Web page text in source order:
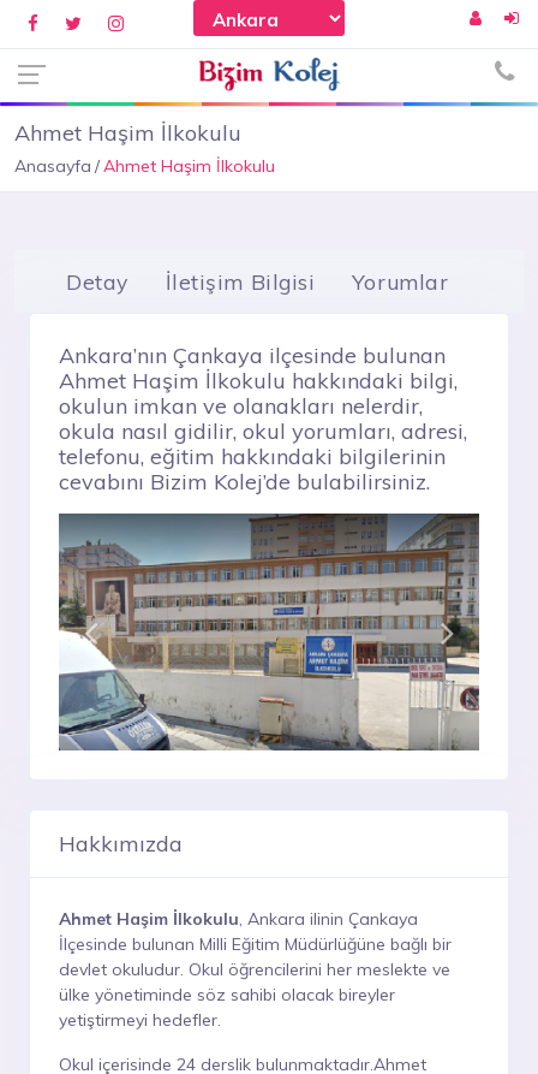
Ahmet Haşim İlkokulu
Anasayfa Ahmet Haşim İlkokulu
Detay İletişim Bilgisi Yorumlar
Ankara’nın Çankaya ilçesinde bulunan
Ahmet Haşim İlkokulu hakkındaki bilgi,
okulun imkan ve olanakları nelerdir,
okula nasıl gidilir, okul yorumları, adresi,
telefonu, eğitim hakkındaki bilgilerinin
cevabını Bizim Kolej’de bulabilirsiniz.
Hakkımızda
Ahmet Haşim İlkokulu, Ankara ilinin Çankaya
İlçesinde bulunan Milli Eğitim Müdürlüğüne bağlı bir
devlet okuludur. Okul öğrencilerini her meslekte ve
ülke yönetiminde söz sahibi olacak bireyler
yetiştirmeyi hedefler.
Okul içerisinde 24 derslik bulunmaktadır.Ahmet